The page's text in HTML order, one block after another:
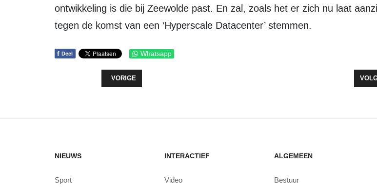
ontwikkeling is die bij Zeewolde past. En zal, zoals het er zich nu laat
tegen de komst van een ‘Hyperscale Datacenter’ stemmen.
f Deel Whatsapp
VORIG ARTIKEL: NOG GEEN OPENBARE DISCUSSIE DATACENTER
VORIGE
NIEUWS
Sport
INTERACTIEF
Video
ALGEMEEN
Bestuur